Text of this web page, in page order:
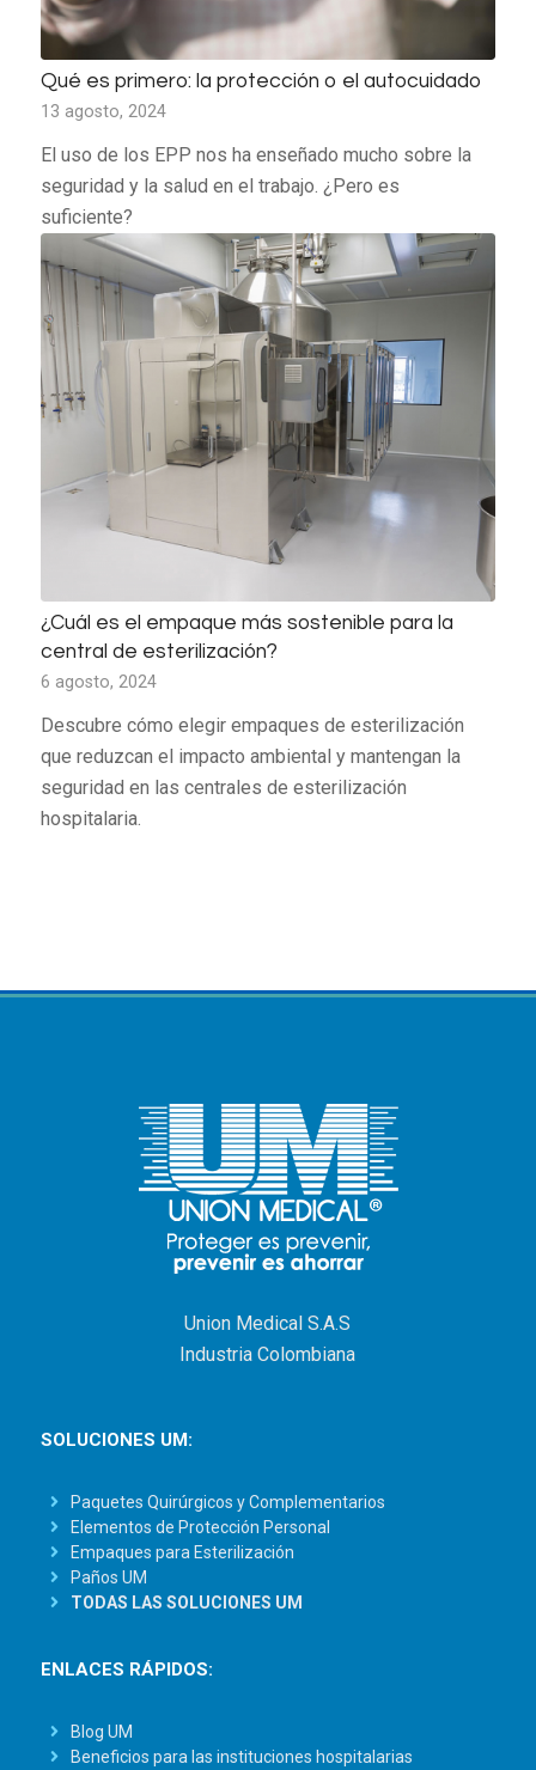
Qué es primero: la protección o el autocuidado
13 agosto, 2024
El uso de los EPP nos ha enseñado mucho sobre la
seguridad y la salud en el trabajo. ¿Pero es
suficiente?
¿Cuál es el empaque más sostenible para la
central de esterilización?
6 agosto, 2024
Descubre cómo elegir empaques de esterilización
que reduzcan el impacto ambiental y mantengan la
seguridad en las centrales de esterilización
hospitalaria.
Union Medical S.A.S
Industria Colombiana
SOLUCIONES UM:
Paquetes Quirúrgicos y Complementarios
Elementos de Protección Personal
Empaques para Esterilización
Paños UM
TODAS LAS SOLUCIONES UM
ENLACES RÁPIDOS:
Blog UM
Beneficios para las instituciones hospitalarias